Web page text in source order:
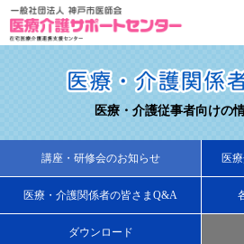
医療・介護従事者向けの
講座・研修会のお知らせ 医
医療・介護関係者の皆さまQ&A
ダウンロード